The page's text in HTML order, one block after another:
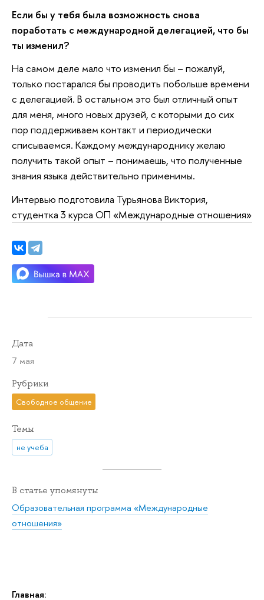
Главная:
Если бы у тебя была возможность снова
поработать с международной делегацией, что бы
ты изменил?
На самом деле мало что изменил бы – пожалуй,
только постарался бы проводить побольше времени
с делегацией. В остальном это был отличный опыт
для меня, много новых друзей, с которыми до сих
пор поддерживаем контакт и периодически
списываемся. Каждому международнику желаю
получить такой опыт – понимаешь, что полученные
знания языка действительно применимы.
Интервью подготовила Турьянова Виктория,
студентка 3 курса ОП «Международные отношения»
Дата
7 мая
Рубрики
Свободное общение
Темы
не учеба
В статье упомянуты
Образовательная программа «Международные
отношения»